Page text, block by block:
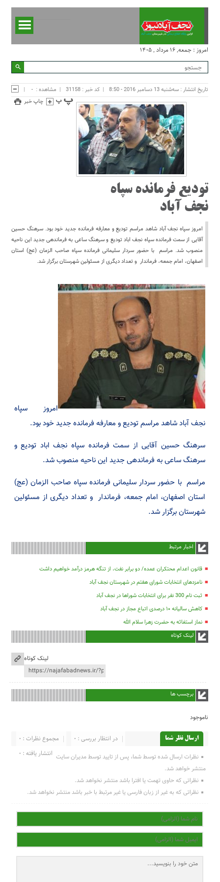
امروز : جمعه, ۱۶ مرداد , ۱۴۰۵
تاریخ انتشار : سه‌شنبه 13 دسامبر 2016 - 8:50 کد خبر : 31158 مشاهده : -
چاپ خبر
تودیع فرمانده سپاه
نجف آباد
امروز سپاه نجف آباد شاهد مراسم تودیع و معارفه فرمانده جدید خود بود. سرهنگ حسین
آقایی از سمت فرمانده سپاه نجف اباد تودیع و سرهنگ ساعی به فرماندهی جدید این ناحیه
منصوب شد. مراسم با حضور سردار سلیمانی فرمانده سپاه صاحب الزمان (عج) استان
اصفهان، امام جمعه، فرماندار و تعداد دیگری از مسئولین شهرستان برگزار شد.
امروز سپاه
نجف آباد شاهد مراسم تودیع و معارفه فرمانده جدید خود بود.
سرهنگ حسین آقایی از سمت فرمانده سپاه نجف اباد تودیع و
سرهنگ ساعی به فرماندهی جدید این ناحیه منصوب شد.
مراسم با حضور سردار سلیمانی فرمانده سپاه صاحب الزمان (عج)
استان اصفهان، امام جمعه، فرماندار و تعداد دیگری از مسئولین
شهرستان برگزار شد.
اخبار مرتبط
قانون اعدام محتکران عمده/ دو برابر نفت، از تنگه هرمز درآمد خواهیم داشت
نامزدهای انتخابات شورای هفتم در شهرستان نجف آباد
ثبت نام 300 نفر برای انتخابات شوراها در نجف آباد
کاهش سالیانه ۱۰ درصدی اتباع مجاز در نجف آباد
نماز استغاثه به حضرت زهرا سلام الله
لینک کوتاه
لینک کوتاه
برچسب ها
ناموجود
ارسال نظر شما مجموع نظرات : 0
در انتظار بررسی : 0
انتشار یافته : 0 نظرات ارسال شده توسط شما، پس از تایید توسط مدیران سایت
منتشر خواهد شد.
نظراتی که حاوی تهمت یا افترا باشد منتشر نخواهد شد.
نظراتی که به غیر از زبان فارسی یا غیر مرتبط با خبر باشد منتشر نخواهد شد.